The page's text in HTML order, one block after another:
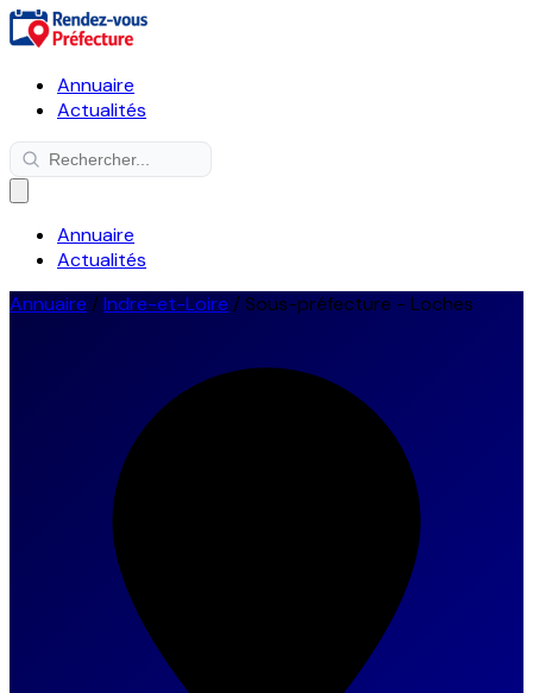
Annuaire
Actualités
Annuaire
Actualités
Annuaire /Indre-et-Loire / Sous-préfecture - Loches